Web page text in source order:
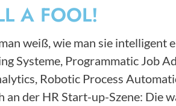
A FOOL!
weiß, wie man sie intelligent
Systeme, Programmatic Job
Robotic Process
an der HR Start-up-Szene: Die